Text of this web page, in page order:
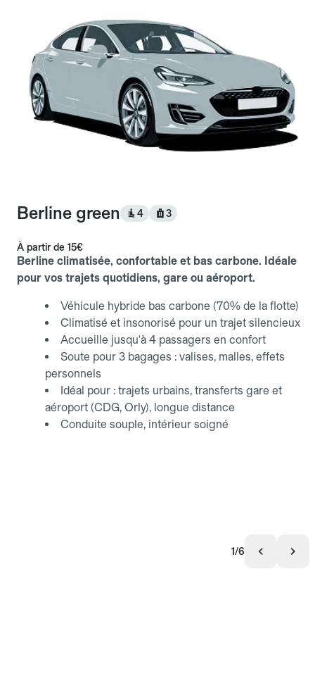
Berline green 4 3
À partir de 15€
Berline climatisée, confortable et bas carbone. Idéale
pour vos trajets quotidiens, gare ou aéroport.
Véhicule hybride bas carbone (70% de la flotte)
Climatisé et insonorisé pour un trajet silencieux
Accueille jusqu'à 4 passagers en confort
Soute pour 3 bagages : valises, malles, effets
personnels
Idéal pour : trajets urbains, transferts gare et
aéroport (CDG, Orly), longue distance
Conduite souple, intérieur soigné
1/6